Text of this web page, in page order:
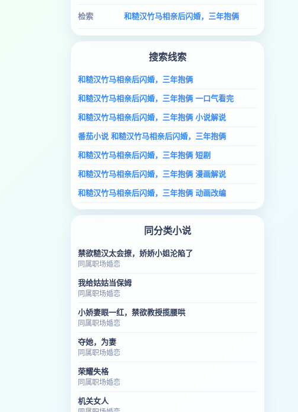
检索 和糙汉竹马相亲后闪婚，三年抱俩
搜索线索
和糙汉竹马相亲后闪婚，三年抱俩
和糙汉竹马相亲后闪婚，三年抱俩 一口气看完
和糙汉竹马相亲后闪婚，三年抱俩 小说解说
番茄小说 和糙汉竹马相亲后闪婚，三年抱俩
和糙汉竹马相亲后闪婚，三年抱俩 短剧
和糙汉竹马相亲后闪婚，三年抱俩 漫画解说
和糙汉竹马相亲后闪婚，三年抱俩 动画改编
同分类小说
禁欲糙汉太会撩，娇娇小姐沦陷了
同属职场婚恋
我给姑姑当保姆
同属职场婚恋
小娇妻眼一红，禁欲教授揽腰哄
同属职场婚恋
夺她，为妻
同属职场婚恋
荣耀失格
同属职场婚恋
机关女人